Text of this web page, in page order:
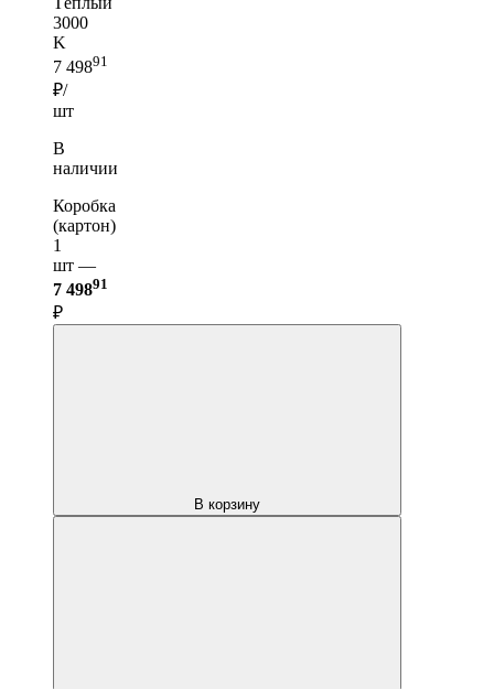
3000
K
7 49891
₽/
шт
В
наличии
Коробка
(картон)
1
шт —
7 49891
₽
В корзину